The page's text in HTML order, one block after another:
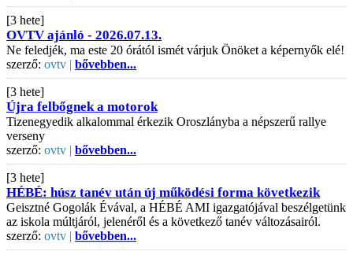
[3 hete]
OVTV ajánló - 2026.07.13.
Ne feledjék, ma este 20 órától ismét várjuk Önöket a képernyők elé!
szerző: ovtv | bővebben...
[3 hete]
Újra felbőgnek a motorok
Tizenegyedik alkalommal érkezik Oroszlányba a népszerű rallye
verseny
szerző: ovtv | bővebben...
[3 hete]
HÉBÉ: húsz tanév után új működési forma következik
Geisztné Gogolák Évával, a HÉBÉ AMI igazgatójával beszélgetünk
az iskola múltjáról, jelenéről és a következő tanév változásairól.
szerző: ovtv | bővebben...